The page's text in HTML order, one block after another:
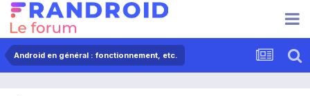
Android en général : fonctionnement, etc.